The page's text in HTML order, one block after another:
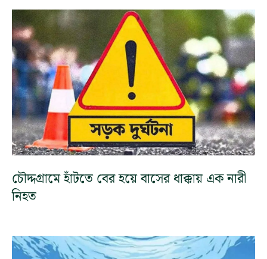
চৌদ্দগ্রামে হাঁটতে বের হয়ে বাসের ধাক্কায় এক নারী
নিহত